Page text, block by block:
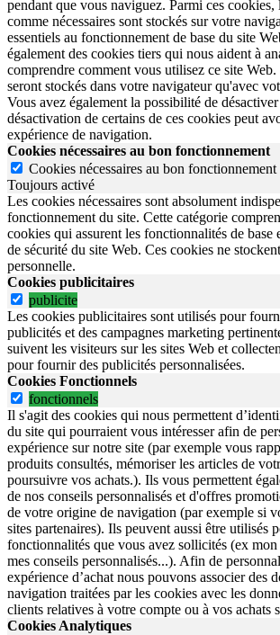
pendant que vous naviguez. Parmi ces cookies,
comme nécessaires sont stockés sur votre
essentiels au fonctionnement de base du site
également des cookies tiers qui nous aident à
comprendre comment vous utilisez ce site
seront stockés dans votre navigateur qu'avec
Vous avez également la possibilité de
désactivation de certains de ces cookies peut
expérience de navigation.
Cookies nécessaires au bon fonctionnement
Cookies nécessaires au bon fonctionnement
Toujours activé
Les cookies nécessaires sont absolument
fonctionnement du site. Cette catégorie
cookies qui assurent les fonctionnalités de base
de sécurité du site Web. Ces cookies ne
personnelle.
Cookies publicitaires
publicite
Les cookies publicitaires sont utilisés pour
publicités et des campagnes marketing
suivent les visiteurs sur les sites Web et
pour fournir des publicités personnalisées.
Cookies Fonctionnels
fonctionnels
Il s'agit des cookies qui nous permettent
du site qui pourraient vous intéresser afin de
expérience sur notre site (par exemple vous
produits consultés, mémoriser les articles de
poursuivre vos achats.). Ils vous permettent
de nos conseils personnalisés et d'offres
de votre origine de navigation (par exemple si
sites partenaires). Ils peuvent aussi être utilisés
fonctionnalités que vous avez sollicités (ex mon
mes conseils personnalisés...). Afin de
expérience d’achat nous pouvons associer des
navigation traitées par les cookies avec les
clients relatives à votre compte ou à vos achats
Cookies Analytiques